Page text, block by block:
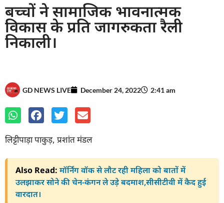
बच्चों ने सामाजिक भावनात्मक
विकास के प्रति जागरुकता रैली
निकाली।
GD NEWS LIVE December 24, 2022 2:41 am
लिट्टीपाड़ा पाकुड़, प्रशांत मंडल
Also Read: मॉर्निंग वॉक से लौट रही महिला को बातों में
उलझाकर सोने की चेन-कंगन ले उड़े बदमाश,सीसीटीवी में कैद हुई
वारदात।